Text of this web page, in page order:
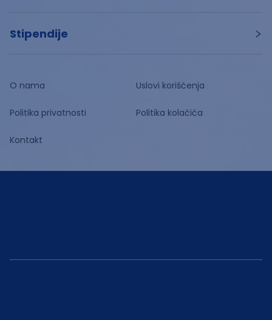
Stipendije
O nama Uslovi korišćenja
Politika privatnosti Politika kolačića
Kontakt